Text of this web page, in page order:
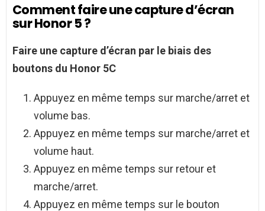
Comment faire une capture d’écran
sur Honor 5 ?
Faire une capture d’écran par le biais des
boutons du Honor 5C
Appuyez en même temps sur marche/arret et
volume bas.
Appuyez en même temps sur marche/arret et
volume haut.
Appuyez en même temps sur retour et
marche/arret.
Appuyez en même temps sur le bouton